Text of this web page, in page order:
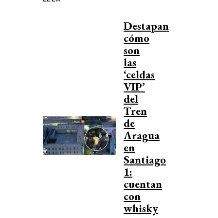
Destapan
cómo
son
las
‘celdas
VIP’
del
Tren
de
Aragua
en
Santiago
1:
cuentan
con
whisky